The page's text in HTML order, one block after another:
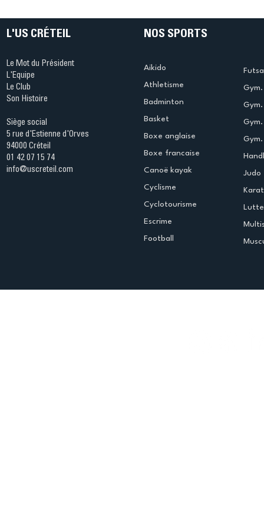
Arques avec Anaé & Farah
en tête de proue
l’US
L'US CRÉTEIL
Le Mot du Président
L'Equipe
Le Club
Son Histoire
Siège social
5 rue d'Estienne d'Orves
94000 Créteil
01 42 07 15 74
info@uscreteil.com
NOS SPORTS
Aikido
Athletisme
Badminton
Basket
Boxe anglaise
Boxe francaise
Canoë kayak
Cyclisme
Cyclotourisme
Escrime
Football
Judo
Lutte